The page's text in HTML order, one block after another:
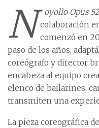
N oyollo Opus 52
colaboración
comenzó en
paso de los años,
coreógrafo y director
encabeza al equipo
elenco de bailarines,
transmiten una
La pieza coreográfica